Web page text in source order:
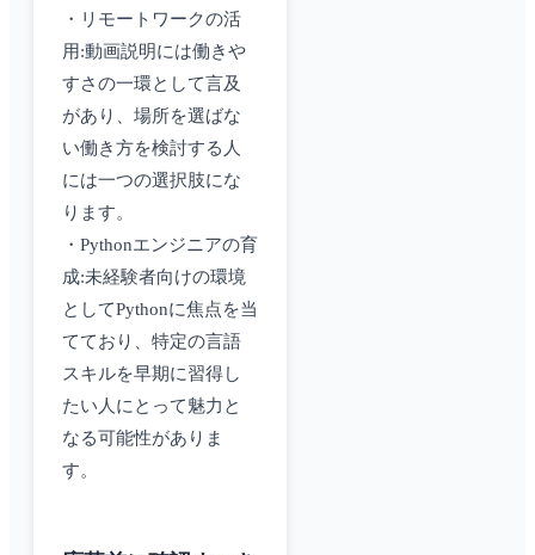
・リモートワークの活
用:動画説明には働きや
すさの一環として言及
があり、場所を選ばな
い働き方を検討する人
には一つの選択肢にな
ります。
・Pythonエンジニアの育
成:未経験者向けの環境
としてPythonに焦点を当
てており、特定の言語
スキルを早期に習得し
たい人にとって魅力と
なる可能性がありま
す。